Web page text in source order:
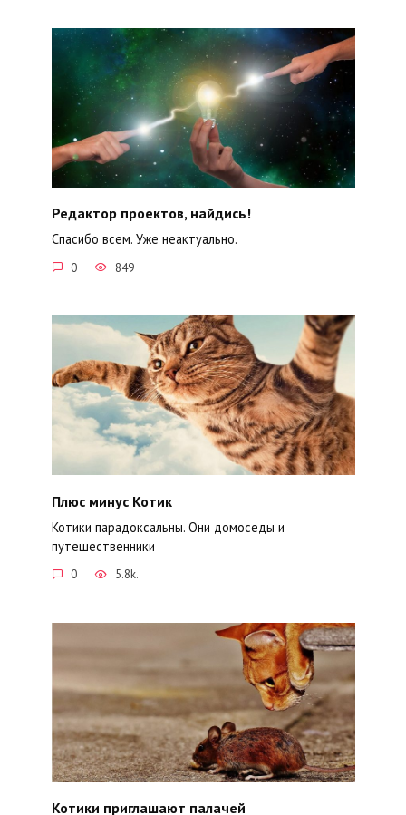
Редактор проектов, найдись!
Спасибо всем. Уже неактуально.
0 849
Плюс минус Котик
Котики парадоксальны. Они домоседы и
путешественники
0 5.8k.
Котики приглашают палачей